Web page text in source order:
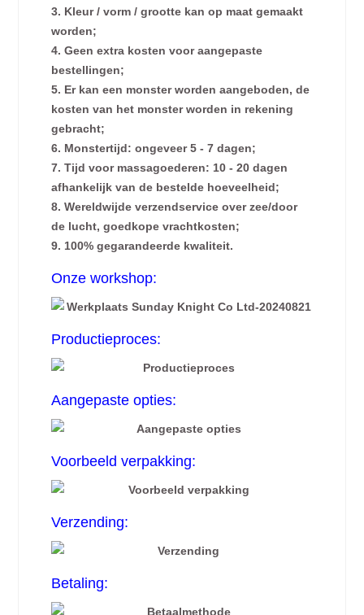
3. Kleur / vorm / grootte kan op maat gemaakt
worden;
4. Geen extra kosten voor aangepaste
bestellingen;
5. Er kan een monster worden aangeboden, de
kosten van het monster worden in rekening
gebracht;
6. Monstertijd: ongeveer 5 - 7 dagen;
7. Tijd voor massagoederen: 10 - 20 dagen
afhankelijk van de bestelde hoeveelheid;
8. Wereldwijde verzendservice over zee/door
de lucht, goedkope vrachtkosten;
9. 100% gegarandeerde kwaliteit.
Onze workshop:
Productieproces:
Aangepaste opties:
Voorbeeld verpakking:
Verzending:
Betaling: